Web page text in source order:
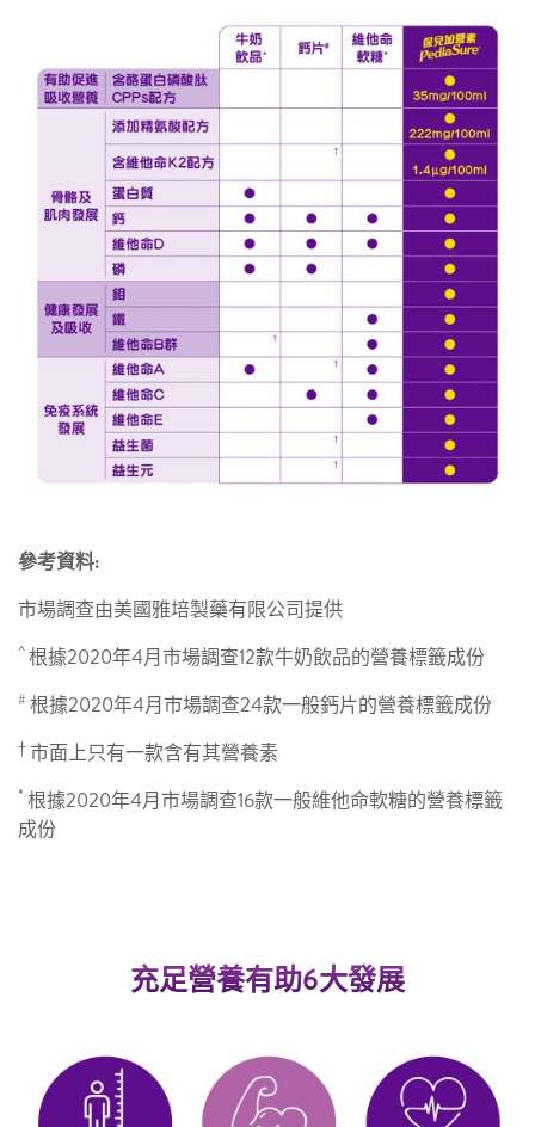
參考資料:
市場調查由美國雅培製藥有限公司提供
^根據2020年4月市場調查12款牛奶飲品的營養標籤成份
# 根據2020年4月市場調查24款一般鈣片的營養標籤成份
†市面上只有一款含有其營養素
* 根據2020年4月市場調查16款一般維他命軟糖的營養標籤
成份
充足營養有助6大發展